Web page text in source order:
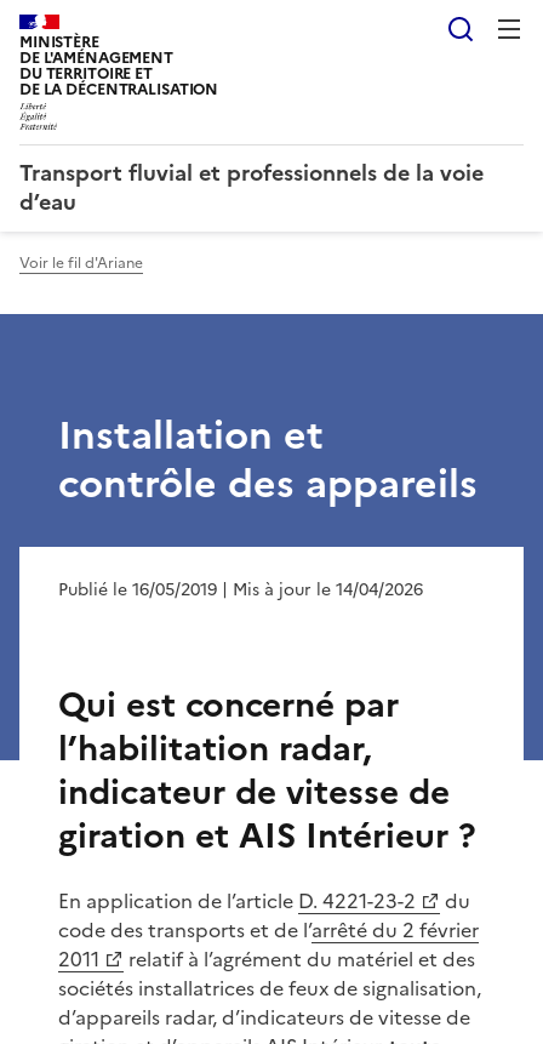
MINISTÈRE
DE L'AMÉNAGEMENT
DU TERRITOIRE ET
DE LA DÉCENTRALISATION
Transport fluvial et professionnels de la voie
d’eau
Voir le fil d'Ariane
Installation et
contrôle des appareils
Publié le 16/05/2019 | Mis à jour le 14/04/2026
Qui est concerné par
l’habilitation radar,
indicateur de vitesse de
giration et AIS Intérieur ?
En application de l’article D. 4221-23-2
du
code des transports et de l’arrêté du 2 février
2011
relatif à l’agrément du matériel et des
sociétés installatrices de feux de signalisation,
d’appareils radar, d’indicateurs de vitesse de